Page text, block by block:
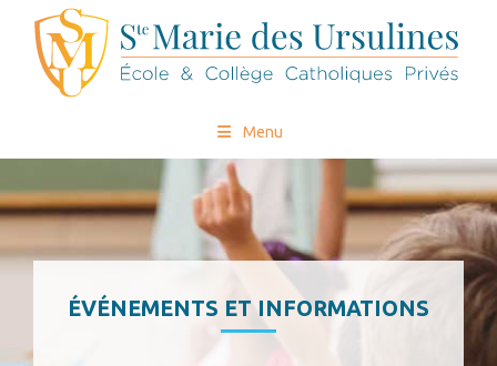
Menu
ÉVÉNEMENTS ET INFORMATIONS